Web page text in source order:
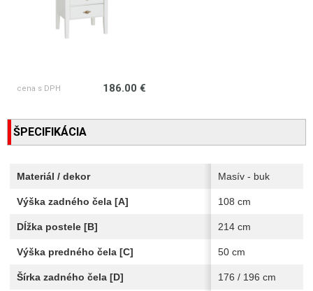
cena s DPH 186.00 €
ŠPECIFIKÁCIA
Materiál / dekor Masív - buk
Výška zadného čela [A] 108 cm
Dĺžka postele [B] 214 cm
Výška predného čela [C] 50 cm
Šírka zadného čela [D] 176 / 196 cm